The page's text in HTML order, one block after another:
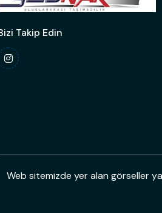
Takip Edin
Web sitemizde yer alan görseller